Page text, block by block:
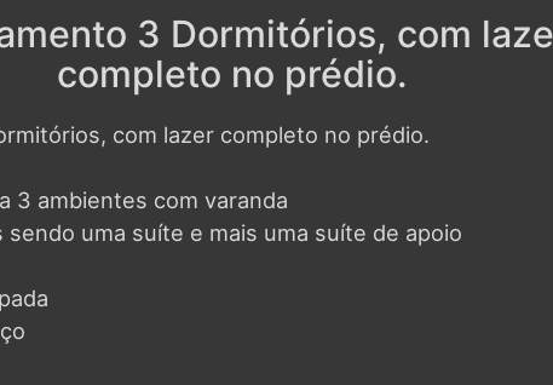
3 Dormitórios, com
completo no prédio.
com lazer completo no prédio.
3 ambientes com varanda
sendo uma suíte e mais uma suíte de apoio